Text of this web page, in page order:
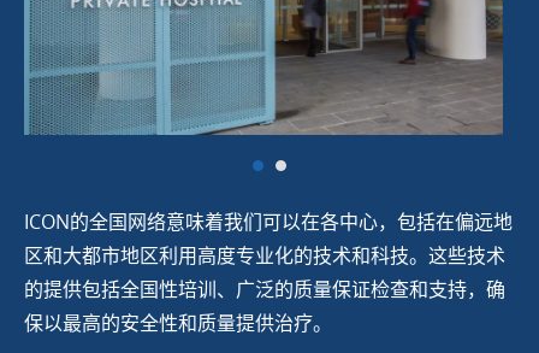
ICON的全国网络意味着我们可以在各中心，包括在偏远地
区和大都市地区利用高度专业化的技术和科技。这些技术
的提供包括全国性培训、广泛的质量保证检查和支持，确
保以最高的安全性和质量提供治疗。